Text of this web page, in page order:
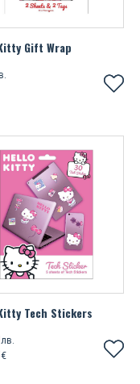
Gift Wrap
Tech Stickers
лв.
€